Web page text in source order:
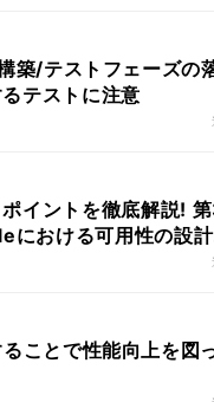
築/テストフェーズの
テストに注意
イントを徹底解説!
おける可用性の設計
ことで性能向上を図